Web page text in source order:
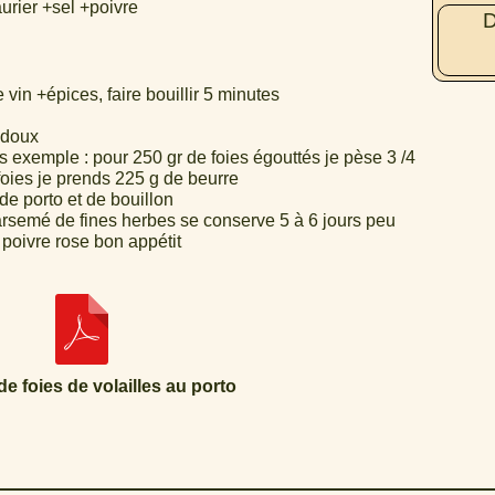
+sel +poivre
+épices, faire bouillir 5 minutes
exemple : pour 250 gr de foies égouttés je pèse 3 /4
je prends 225 g de beurre
porto et de bouillon
de fines herbes se conserve 5 à 6 jours peu
rose bon appétit
foies de volailles au porto